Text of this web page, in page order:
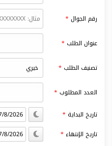
رقم الجوال
عنوان الطلب
تصنيف الطلب
العدد المطلوب
تاريخ البداية
تاريخ الإنتهاء